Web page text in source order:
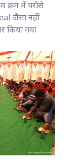
क्रम में परोसे
जैसा नहीं
किया गया